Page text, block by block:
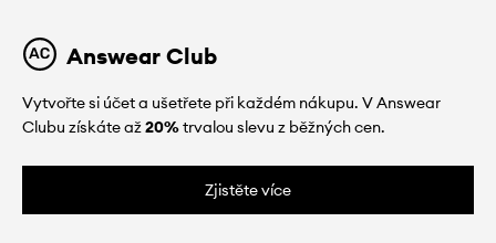
Answear Club
Vytvořte si účet a ušetřete při každém nákupu. V Answear
Clubu získáte až20%trvalou slevu z běžných cen.
Zjistěte více